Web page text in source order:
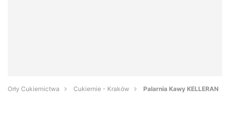
Orły Cukiernictwa Cukiernie - Kraków Palarnia Kawy KELLERAN